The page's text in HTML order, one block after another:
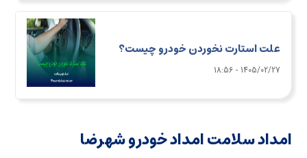
علت استارت نخوردن خودرو چیست؟
1405/02/27 - 18:56
امداد سلامتامداد خودرو شهرضا